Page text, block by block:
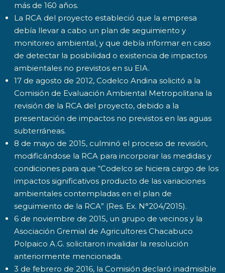
más de 160 años.
La RCA del proyecto estableció que la empresa
debía llevar a cabo un plan de seguimiento y
monitoreo ambiental, y que debía informar en caso
de detectar la posibilidad o existencia de impactos
ambientales no previstos en su EIA.
17 de agosto de 2012, Codelco Andina solicitó a la
Comisión de Evaluación Ambiental Metropolitana la
revisión de la RCA del proyecto, debido a la
presentación de impactos no previstos en las aguas
subterráneas.
8 de mayo de 2015, culminó el proceso de revisión,
modificándose la RCA para incorporar las medidas y
condiciones para que “Codelco se hiciera cargo de los
impactos significativos producto de las variaciones
ambientales contempladas en el plan de
seguimiento de la RCA” (Res. Ex. N°204/2015).
6 de noviembre de 2015, un grupo de vecinos y la
Asociación Gremial de Agricultores Chacabuco
Polpaico A.G. solicitaron invalidar la resolución
anteriormente mencionada.
3 de febrero de 2016, la Comisión declaró inadmisible